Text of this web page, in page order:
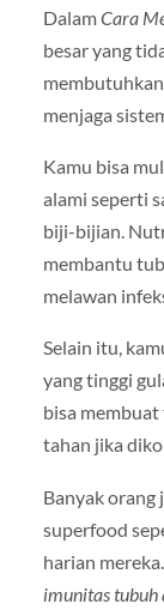
DalamCara
besar yang
menjaga
Kamu bisa
alami seperti
biji-bijian.
membantu
melawan
Selain itu,
yang tinggi
bisa
tahan jika
Banyak orang
superfood
harian
imunitas tubuh